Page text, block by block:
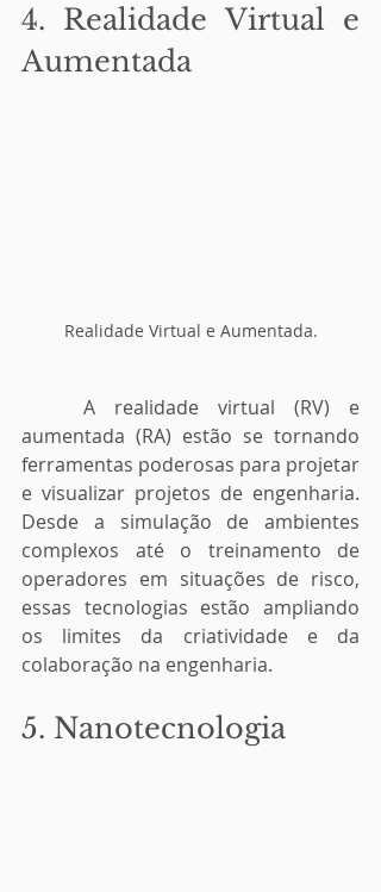
4. Realidade Virtual e
Aumentada
Realidade Virtual e Aumentada.
aumentada (RA) estão se tornando
ferramentas poderosas para projetar
e visualizar projetos de engenharia.
Desde a simulação de ambientes
complexos até o treinamento de
operadores em situações de risco,
essas tecnologias estão ampliando
os limites da criatividade e da
colaboração na engenharia.
5. Nanotecnologia